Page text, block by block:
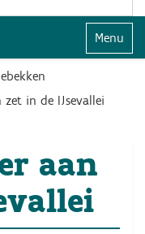
Klap
zet in de IJsevallei
aan